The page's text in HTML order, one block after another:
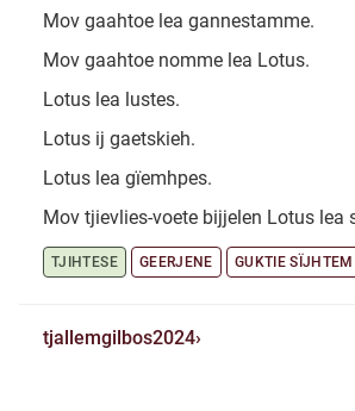
Mov gaahtoe lea gannestamme.
Mov gaahtoe nomme lea Lotus.
Lotus lea lustes.
Lotus ij gaetskieh.
Lotus lea gïemhpes.
Mov tjievlies-voete bijjelen Lotus lea
TJIHTESE GEERJENE GUKTIE SÏJHTEM
tjallemgilbos2024